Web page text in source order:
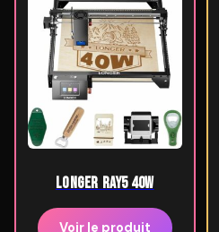
LONGER Ray5 40W
Voir le produit